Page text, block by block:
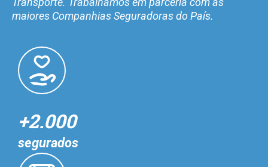
maiores Companhias Seguradoras do País.
+2.000
segurados